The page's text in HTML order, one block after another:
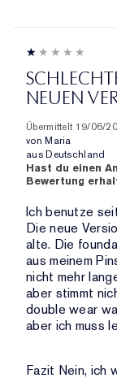
NEUEN
Übermittelt 19/06/
von Maria
aus Deutschland
Hast du einen
Bewertung
Ich benutze
Die neue
alte. Die
aus meinem
nicht mehr
aber stimmt
double wear
aber ich muss
Fazit Nein, ich